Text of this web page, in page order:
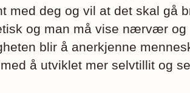
med deg og vil at det skal gå
og man må vise nærvær og
blir å anerkjenne
å utviklet mer selvtillit og